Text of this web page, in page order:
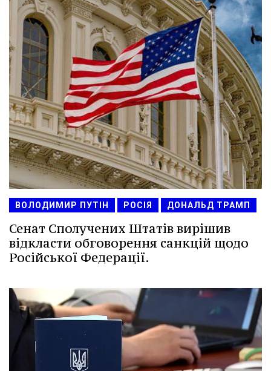
ВОЛОДИМИР ПУТІН РОСІЯ ДОНАЛЬД ТРАМП
Сенат Сполучених Штатів вирішив
відкласти обговорення санкцій щодо
Російської Федерації.